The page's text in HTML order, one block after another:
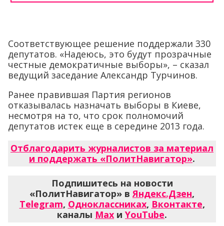
Соответствующее решение поддержали 330
депутатов. «Надеюсь, это будут прозрачные
честные демократичные выборы», – сказал
ведущий заседание Александр Турчинов.
Ранее правившая Партия регионов
отказывалась назначать выборы в Киеве,
несмотря на то, что срок полномочий
депутатов истек еще в середине 2013 года.
Отблагодарить журналистов за материал
и поддержать «ПолитНавигатор».
Подпишитесь на новости
«ПолитНавигатор» вЯндекс.Дзен,
Telegram, Одноклассниках, Вконтакте,
каналы Max и YouTube.